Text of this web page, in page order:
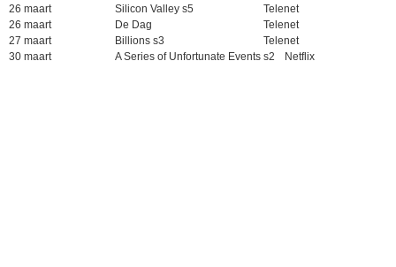
26 maart
Silicon Valley s5
Telenet
26 maart
De Dag
Telenet
27 maart
Billions s3
Telenet
30 maart
A Series of Unfortunate Events s2 Netflix